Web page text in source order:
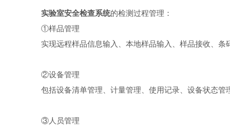
实验室安全检查系统的检测过程管理：
①样品管理
实现远程样品信息输入、本地样品输入、样品接收、条
②设备管理
包括设备清单管理、计量管理、使用记录、设备状态管
③人员管理